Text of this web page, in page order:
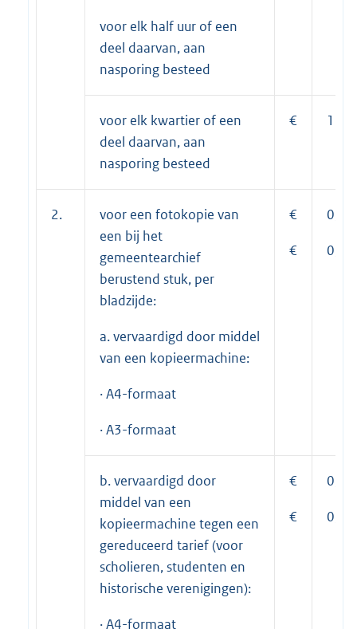
voor elk half uur of een
deel daarvan, aan
nasporing besteed
voor elk kwartier of een
deel daarvan, aan
nasporing besteed
€
2.
voor een fotokopie van
een bij het
gemeentearchief
berustend stuk, per
bladzijde:
a. vervaardigd door middel
van een kopieermachine:
· A4-formaat
· A3-formaat
€
€
0,35
0,50
b. vervaardigd door
middel van een
kopieermachine tegen een
gereduceerd tarief (voor
scholieren, studenten en
historische verenigingen):
· A4-formaat
€
€
0,25
0,35